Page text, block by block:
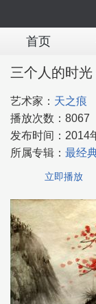
首页
三个人的时
艺术家： 天之痕
播放次数： 8067
发布时间： 2014
所属专辑： 最经
立即播放